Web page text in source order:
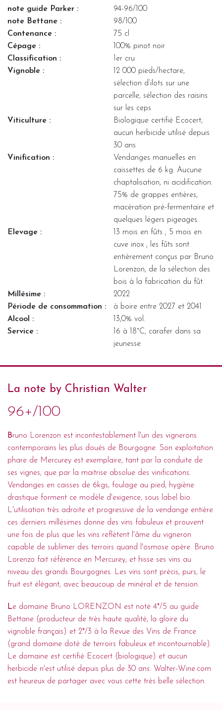
La note by Christian Walter
96+/100
Bruno Lorenzon est incontestablement l'un des vignerons
contemporains les plus doués de Bourgogne. Son exploitation
phare de Mercurey est exemplaire, tant par la conduite de
ses vignes, que par la maitrise absolue des vinifications.
Vendanges en caisses de 6kgs, foulage au pied, hygiène
drastique forment ce modèle d'exigence, sous label bio.
L'utilisation très adroite et progressive de la vendange entière
ces derniers millésimes donne des vins fabuleux et prouvent
une fois de plus que les vins reflètent l'âme du vigneron
capable de sublimer des terroirs quand l'osmose opère. Bruno
Lorenzo fait référence en Mercurey, et hisse ses vins au
niveau des grands Bourgognes. Les vins sont précis, purs, le
fruit est élégant, avec beaucoup de minéral et de tension.
Le domaine Bruno LORENZON est noté 4*/5 au guide
Bettane (producteur de très haute qualité, la gloire du
vignoble français) et 2*/3 à la Revue des Vins de France
(grand domaine doté de terroirs fabuleux et incontournable).
Le domaine est certifié Ecocert (biologique) et aucun
herbicide n'est utilisé depuis plus de 30 ans. Walter-Wine.com
est heureux de partager avec vous cette très belle sélection.
note guide Parker :
94-96/100
note Bettane :
98/100
Contenance :
75 cl
Cépage :
100% pinot noir
Classification :
1er cru
Vignoble :
12 000 pieds/hectare,
sélection d’ilots sur une
parcelle, sélection des raisins
sur les ceps
Viticulture :
Biologique certifié Ecocert,
aucun herbicide utilisé depuis
30 ans
Vinification :
Vendanges manuelles en
caissettes de 6 kg. Aucune
chaptalisation, ni acidification.
75% de grappes entières,
macération pré-fermentaire et
quelques légers pigeages.
Elevage :
13 mois en fûts ; 5 mois en
cuve inox ; les fûts sont
entièrement conçus par Bruno
Lorenzon, de la sélection des
bois à la fabrication du fût.
Millésime :
2022
Période de consommation :
à boire entre 2027 et 2041
Alcool :
13,0% vol.
Service :
16 à 18°C, carafer dans sa
jeunesse